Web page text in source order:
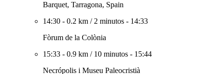
Barquet, Tarragona, Spain
14:30 - 0.2 km / 2 minutos - 14:33
Fòrum de la Colònia
15:33 - 0.9 km / 10 minutos - 15:44
Necrópolis i Museu Paleocristià